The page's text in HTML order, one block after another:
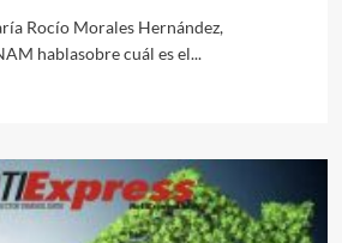
Rocío Morales Hernández,
hablasobre cuál es el...